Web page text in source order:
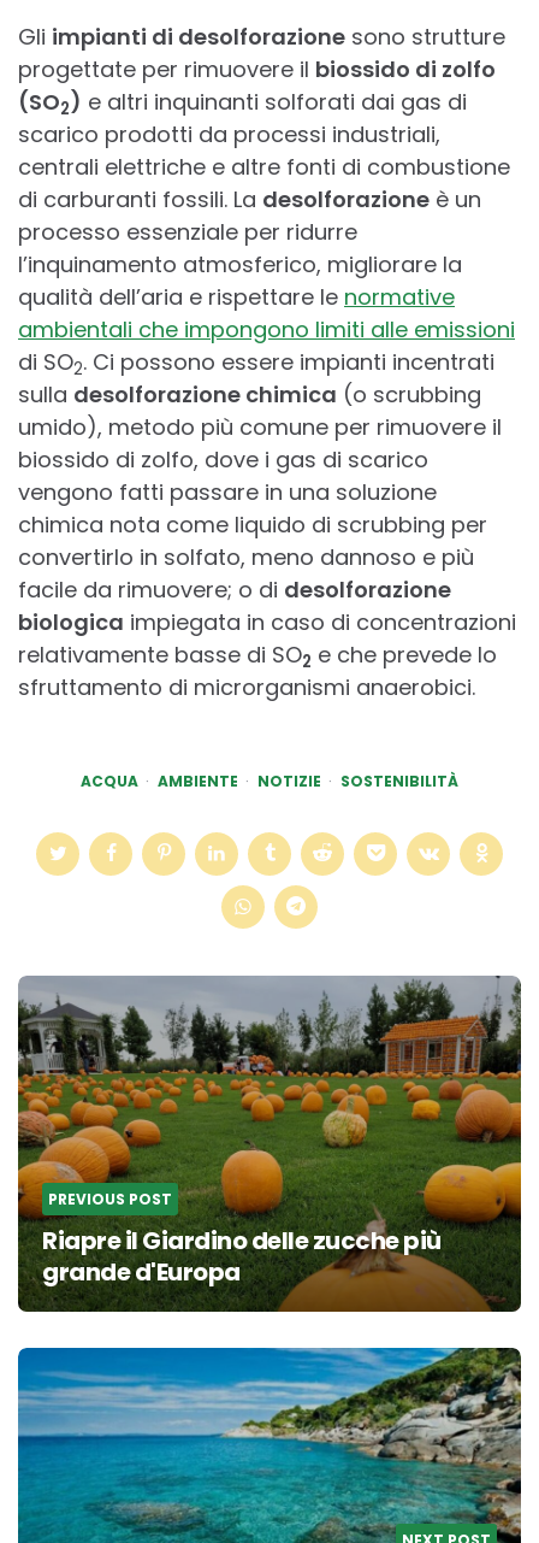
Gli impianti di desolforazione sono strutture
progettate per rimuovere il biossido di zolfo
(SO2) e altri inquinanti solforati dai gas di
scarico prodotti da processi industriali,
centrali elettriche e altre fonti di combustione
di carburanti fossili. La desolforazione è un
processo essenziale per ridurre
l’inquinamento atmosferico, migliorare la
qualità dell’aria e rispettare le normative
ambientali che impongono limiti alle emissioni
di SO2. Ci possono essere impianti incentrati
sulla desolforazione chimica (o scrubbing
umido), metodo più comune per rimuovere il
biossido di zolfo, dove i gas di scarico
vengono fatti passare in una soluzione
chimica nota come liquido di scrubbing per
convertirlo in solfato, meno dannoso e più
facile da rimuovere; o di desolforazione
biologica impiegata in caso di concentrazioni
relativamente basse di SO2 e che prevede lo
sfruttamento di microrganismi anaerobici.
ACQUA AMBIENTE NOTIZIE SOSTENIBILITÀ
Post
navigation
PREVIOUS POST
Riapre il Giardino delle zucche più
grande d'Europa